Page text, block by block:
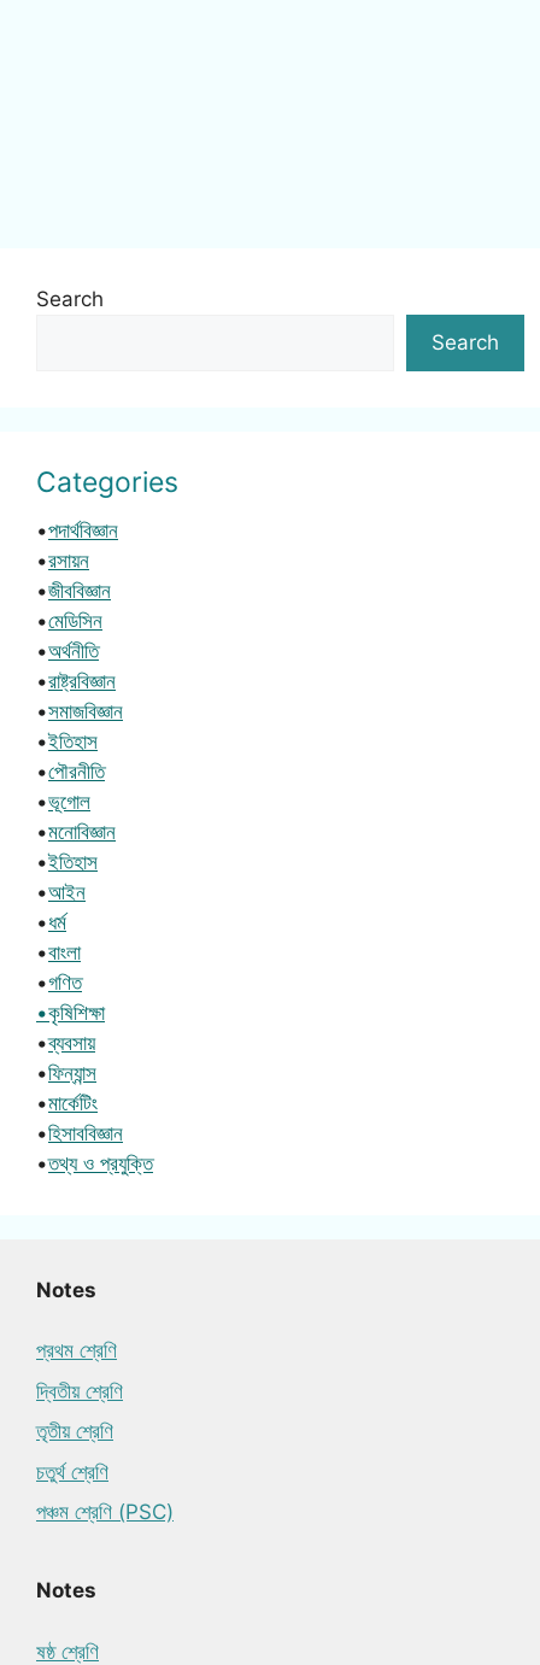
Search
Search
Categories
•পদার্থবিজ্ঞান
•রসায়ন
•জীববিজ্ঞান
•মেডিসিন
•অর্থনীতি
•রাষ্ট্রবিজ্ঞান
•সমাজবিজ্ঞান
•ইতিহাস
•পৌরনীতি
•ভূগোল
•মনোবিজ্ঞান
•ইতিহাস
•আইন
•ধর্ম
•বাংলা
•গণিত
•কৃষিশিক্ষা
•ব্যবসায়
•ফিন্যান্স
•মার্কেটিং
•হিসাববিজ্ঞান
•তথ্য ও প্রযুক্তি
Notes
প্রথম শ্রেণি
দ্বিতীয় শ্রেণি
তৃতীয় শ্রেণি
চতুর্থ শ্রেণি
পঞ্চম শ্রেণি (PSC)
Notes
ষষ্ঠ শ্রেণি